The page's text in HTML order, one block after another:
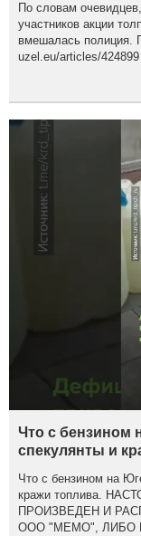
По словам
участников акции
вмешалась полиция.
uzel.eu/articles/424899
Что с бензином
спекулянты и
Что с бензином на
кражи топлива.
ПРОИЗВЕДЕН И
ООО "МЕМО", ЛИБО